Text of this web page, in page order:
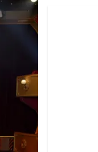
Facebook